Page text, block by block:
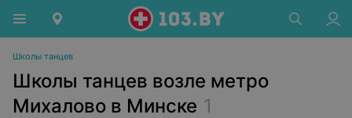
Школы танцев
Школы танцев возле метро
Михалово в Минске 1